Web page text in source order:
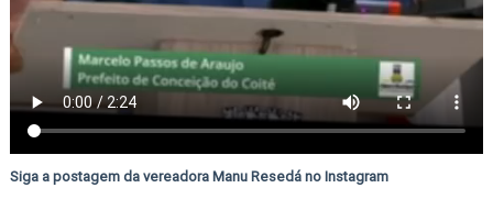
Siga a postagem da vereadora Manu Resedá no Instagram